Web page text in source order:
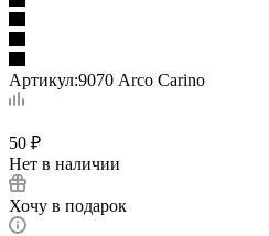
Артикул:9070 Arco Carino
50 ₽
Нет в наличии
Хочу в подарок